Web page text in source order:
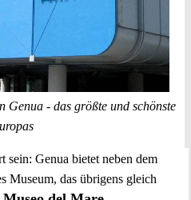
Genua - das größte und schönste
sein: Genua bietet neben dem
Museum, das übrigens gleich